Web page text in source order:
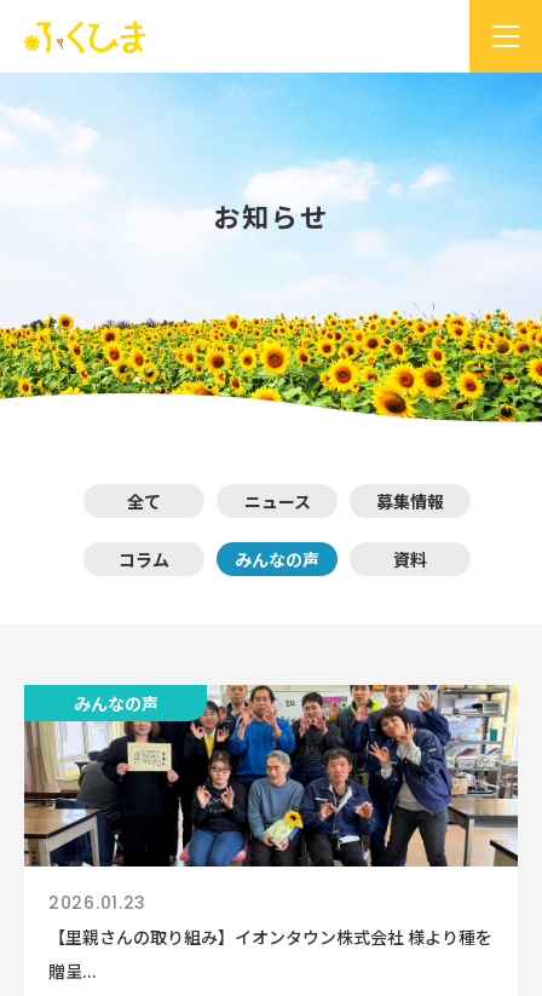
お知らせ
全て ニュース 募集情報
コラム みんなの声 資料
みんなの声
2026.01.23
【里親さんの取り組み】イオンタウン株式会社 様より種を
贈呈...